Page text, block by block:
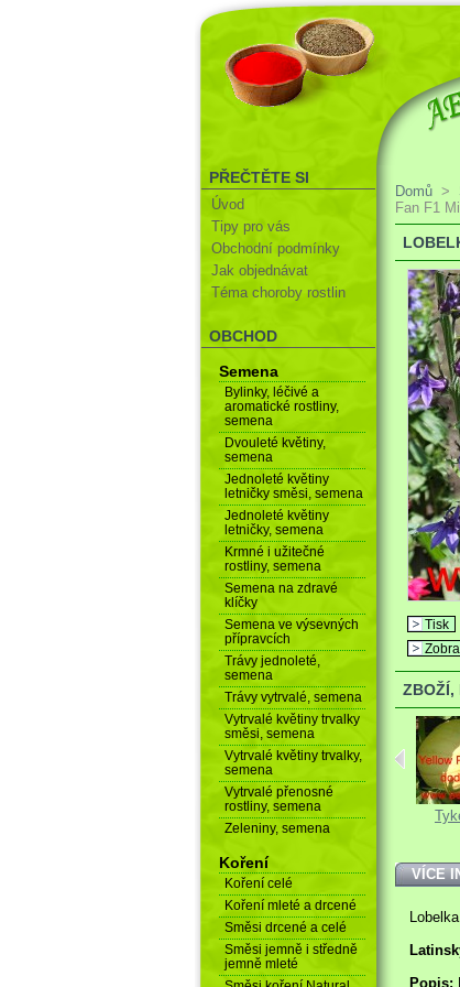
PŘEČTĚTE SI
Úvod
Tipy pro vás
Obchodní podmínky
Jak objednávat
Téma choroby rostlin
OBCHOD
Semena
Bylinky, léčivé a
aromatické rostliny,
semena
Dvouleté květiny,
semena
Jednoleté květiny
letničky směsi, semena
Jednoleté květiny
letničky, semena
Krmné i užitečné
rostliny, semena
Semena na zdravé
klíčky
Semena ve výsevných
přípravcích
Trávy jednoleté,
semena
Trávy vytrvalé, semena
Vytrvalé květiny trvalky
směsi, semena
Vytrvalé květiny trvalky,
semena
Vytrvalé přenosné
rostliny, semena
Zeleniny, semena
Koření
Koření celé
Koření mleté a drcené
Směsi drcené a celé
Směsi jemně i středně
jemně mleté
Domů >
Fan F1
Tisk
ZBOŽÍ,
Salát... Netýkavka...
VÍCE
Popis: